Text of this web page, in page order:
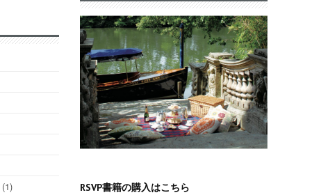
(1)
RSVP書籍の購入はこちら